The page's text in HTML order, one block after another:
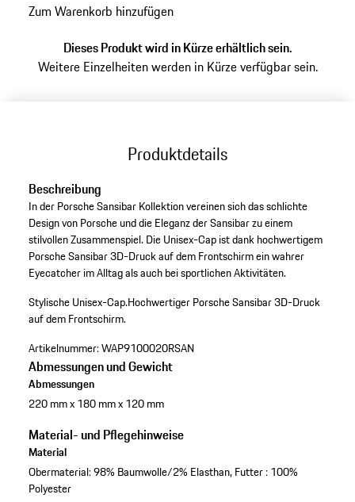
Zum Warenkorb hinzufügen
Dieses Produkt wird in Kürze erhältlich sein.
Weitere Einzelheiten werden in Kürze verfügbar sein.
Produktdetails
Beschreibung
In der Porsche Sansibar Kollektion vereinen sich das schlichte
Design von Porsche und die Eleganz der Sansibar zu einem
stilvollen Zusammenspiel. Die Unisex-Cap ist dank hochwertigem
Porsche Sansibar 3D-Druck auf dem Frontschirm ein wahrer
Eyecatcher im Alltag als auch bei sportlichen Aktivitäten.
Stylische Unisex-Cap.Hochwertiger Porsche Sansibar 3D-Druck
auf dem Frontschirm.
Artikelnummer:WAP9100020RSAN
Abmessungen und Gewicht
Abmessungen
220 mm x 180 mm x 120 mm
Material- und Pflegehinweise
Material
Obermaterial: 98% Baumwolle/2% Elasthan, Futter : 100%
Polyester